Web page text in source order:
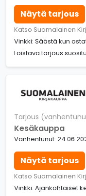
Näytä tarjous
Katso Suomalainen
Vinkki: Säästä kun
Loistava tarjous
Tarjous
Kesäkauppa
Vanhentunut:
Näytä tarjous
Katso Suomalainen
Vinkki: Ajankohtaiset